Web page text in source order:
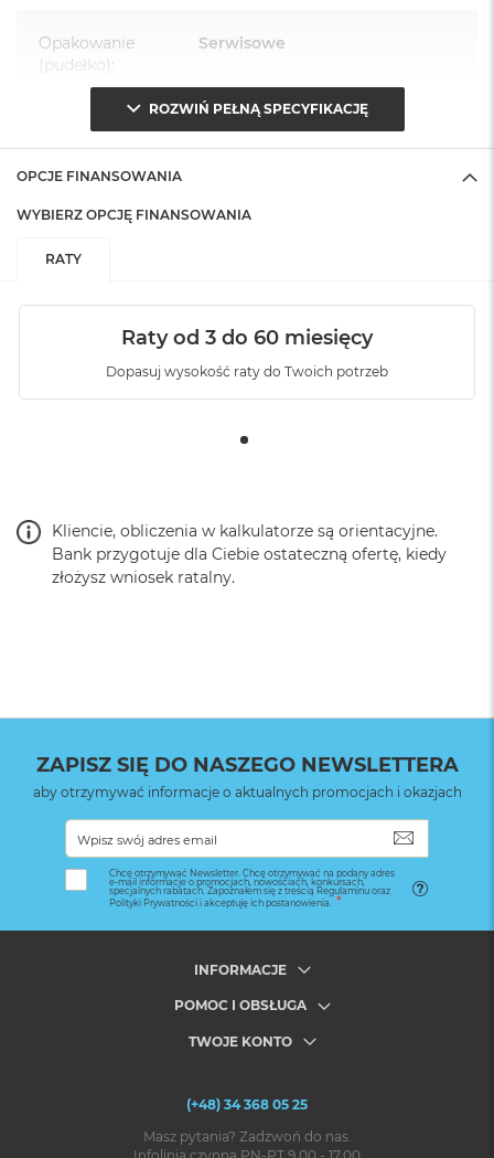
Opakowanie
(pudełko):
Serwisowe
ROZWIŃ PEŁNĄ SPECYFIKACJĘ
OPCJE FINANSOWANIA
WYBIERZ OPCJĘ FINANSOWANIA
RATY
Raty od 3 do 60 miesięcy
Dopasuj wysokość raty do Twoich potrzeb
Kliencie, obliczenia w kalkulatorze są orientacyjne.
Bank przygotuje dla Ciebie ostateczną ofertę, kiedy
złożysz wniosek ratalny.
ZAPISZ SIĘ DO NASZEGO NEWSLETTERA
aby otrzymywać informacje o aktualnych promocjach i okazjach
Chcę otrzymywać Newsletter. Chcę otrzymywać na podany adres
e-mail informacje o promocjach, nowościach, konkursach,
specjalnych rabatach. Zapoznałem się z treścią Regulaminu oraz
Polityki Prywatności i akceptuję ich postanowienia.
INFORMACJE
POMOC I OBSŁUGA
TWOJE KONTO
(+48) 34 368 05 25
Masz pytania? Zadzwoń do nas.